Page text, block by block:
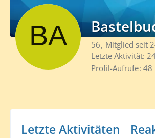
56 Mitglied seit
Letzte Aktivität:
Profil-Aufrufe 48
Letzte Aktivitäten